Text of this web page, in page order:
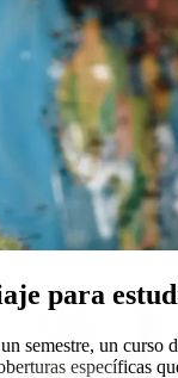
para
semestre, un curso
específicas